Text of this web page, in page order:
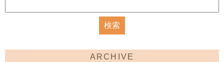
ARCHIVE